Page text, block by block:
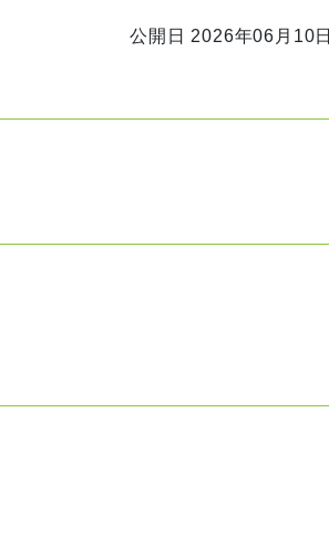
公開日 2026年06月10日